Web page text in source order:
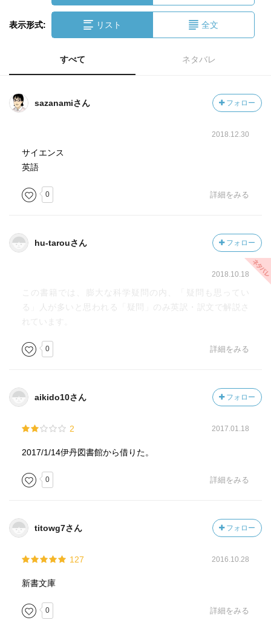
表示形式: リスト 全文
すべて ネタバレ
sazanamiさん フォロー
2018.12.30
サイエンス
英語
0 詳細をみる
hu-tarouさん フォロー
2018.10.18
この書籍では、膨大な科学疑問の内、「疑問も思ってい
る」人が多いと思われる「疑問」のみ英訳・訳文で解説さ
れています。
0 詳細をみる
aikido10さん フォロー
2 2017.01.18
2017/1/14伊丹図書館から借りた。
0 詳細をみる
titowg7さん フォロー
127 2016.10.28
新書文庫
0 詳細をみる